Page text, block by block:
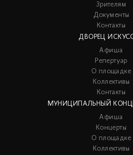
Зрителям
Документы
Контакты
ДВОРЕЦ
Афиша
Репертуар
О площадке
Коллективы
Контакты
МУНИЦИПАЛЬНЫЙ
Афиша
Концерты
О площадке
Коллективы